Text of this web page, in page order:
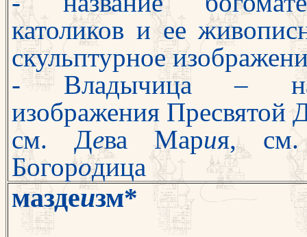
католиков и ее жи
скульптурное
- Владычица –
изображения Пресвятой
см. Дева Мария,
Богородица
маздеизм*